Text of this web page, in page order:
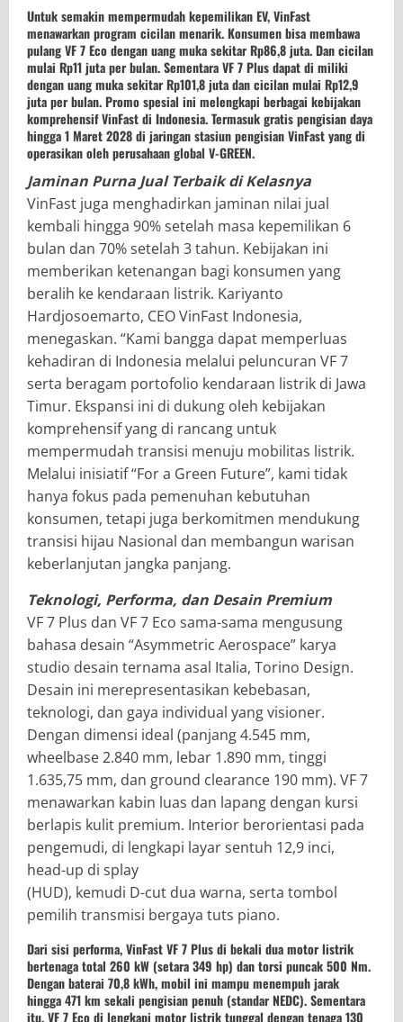
Untuk semakin mempermudah kepemilikan EV, VinFast
menawarkan program cicilan menarik. Konsumen bisa membawa
pulang VF 7 Eco dengan uang muka sekitar Rp86,8 juta. Dan cicilan
mulai Rp11 juta per bulan. Sementara VF 7 Plus dapat di miliki
dengan uang muka sekitar Rp101,8 juta dan cicilan mulai Rp12,9
juta per bulan. Promo spesial ini melengkapi berbagai kebijakan
komprehensif VinFast di Indonesia. Termasuk gratis pengisian daya
hingga 1 Maret 2028 di jaringan stasiun pengisian VinFast yang di
operasikan oleh perusahaan global V-GREEN.
Jaminan Purna Jual Terbaik di Kelasnya
VinFast juga menghadirkan jaminan nilai jual
kembali hingga 90% setelah masa kepemilikan 6
bulan dan 70% setelah 3 tahun. Kebijakan ini
memberikan ketenangan bagi konsumen yang
beralih ke kendaraan listrik. Kariyanto
Hardjosoemarto, CEO VinFast Indonesia,
menegaskan. “Kami bangga dapat memperluas
kehadiran di Indonesia melalui peluncuran VF 7
serta beragam portofolio kendaraan listrik di Jawa
Timur. Ekspansi ini di dukung oleh kebijakan
komprehensif yang di rancang untuk
mempermudah transisi menuju mobilitas listrik.
Melalui inisiatif “For a Green Future”, kami tidak
hanya fokus pada pemenuhan kebutuhan
konsumen, tetapi juga berkomitmen mendukung
transisi hijau Nasional dan membangun warisan
keberlanjutan jangka panjang.
Teknologi, Performa, dan Desain Premium
VF 7 Plus dan VF 7 Eco sama-sama mengusung
bahasa desain “Asymmetric Aerospace” karya
studio desain ternama asal Italia, Torino Design.
Desain ini merepresentasikan kebebasan,
teknologi, dan gaya individual yang visioner.
Dengan dimensi ideal (panjang 4.545 mm,
wheelbase 2.840 mm, lebar 1.890 mm, tinggi
1.635,75 mm, dan ground clearance 190 mm). VF 7
menawarkan kabin luas dan lapang dengan kursi
berlapis kulit premium. Interior berorientasi pada
pengemudi, di lengkapi layar sentuh 12,9 inci,
head-up di splay
(HUD), kemudi D-cut dua warna, serta tombol
pemilih transmisi bergaya tuts piano.
Dari sisi performa, VinFast VF 7 Plus di bekali dua motor listrik
bertenaga total 260 kW (setara 349 hp) dan torsi puncak 500 Nm.
Dengan baterai 70,8 kWh, mobil ini mampu menempuh jarak
hingga 471 km sekali pengisian penuh (standar NEDC). Sementara
itu, VF 7 Eco di lengkapi motor listrik tunggal dengan tenaga 130